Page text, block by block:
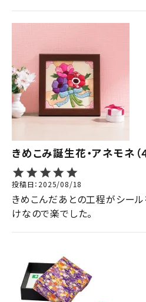
きめこみ誕生花・アネモネ（
投稿日 2025/08/18
きめこんだあとの工程がシー
けなので楽でした。